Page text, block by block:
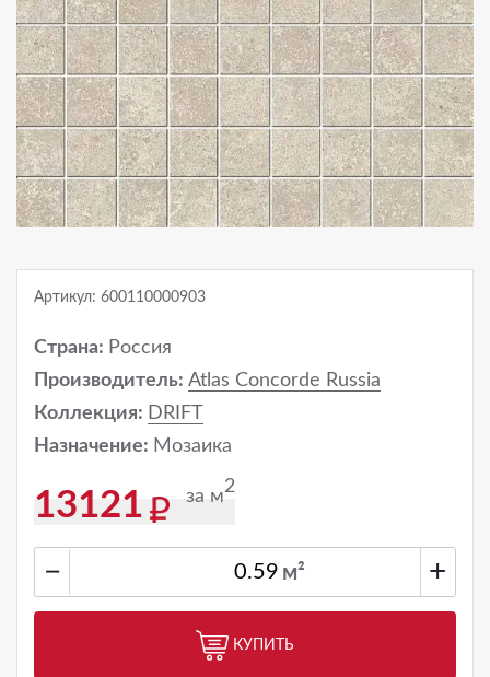
Артикул: 600110000903
Страна: Россия
Производитель: Atlas Concorde Russia
Коллекция: DRIFT
Назначение: Мозаика
13121 за м2
− м² +
КУПИТЬ